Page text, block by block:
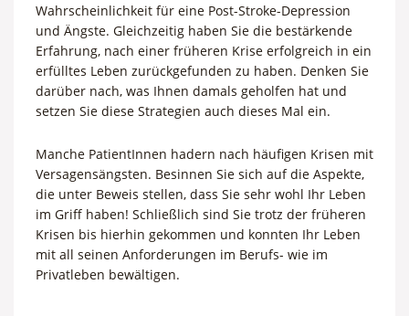
Wahrscheinlichkeit für eine Post-Stroke-Depression
und Ängste. Gleichzeitig haben Sie die bestärkende
Erfahrung, nach einer früheren Krise erfolgreich in ein
erfülltes Leben zurückgefunden zu haben. Denken Sie
darüber nach, was Ihnen damals geholfen hat und
setzen Sie diese Strategien auch dieses Mal ein.
Manche PatientInnen hadern nach häufigen Krisen mit
Versagensängsten. Besinnen Sie sich auf die Aspekte,
die unter Beweis stellen, dass Sie sehr wohl Ihr Leben
im Griff haben! Schließlich sind Sie trotz der früheren
Krisen bis hierhin gekommen und konnten Ihr Leben
mit all seinen Anforderungen im Berufs- wie im
Privatleben bewältigen.